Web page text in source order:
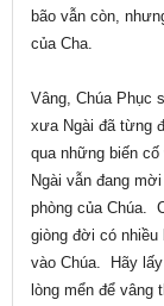
bão vẫn còn,
của Cha.
Vâng, Chúa Phục
xưa Ngài đã từng
qua những biến
Ngài vẫn đang
phòng của Chúa.
giòng đời có
vào Chúa. Hãy
lòng mển để vâng